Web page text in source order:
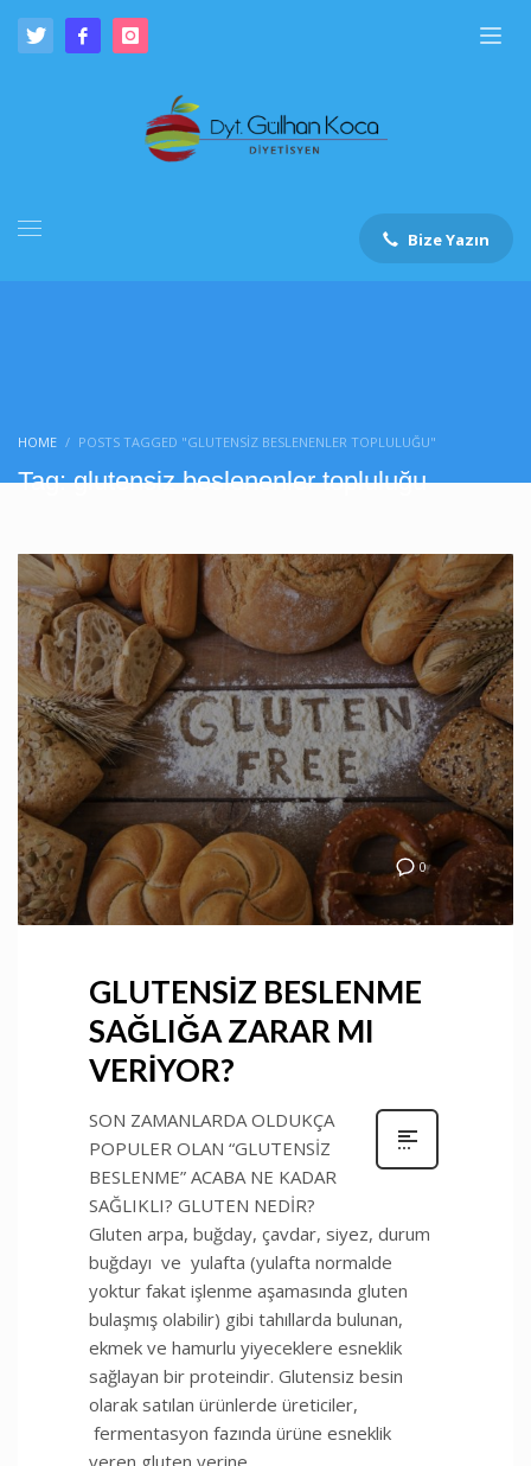
Bize Yazın
HOME POSTS TAGGED "GLUTENSIZ BESLENENLER TOPLULUĞU"
Tag: glutensiz beslenenler topluluğu
0
GLUTENSİZ BESLENME
SAĞLIĞA ZARAR MI
VERİYOR?
SON ZAMANLARDA OLDUKÇA
POPULER OLAN “GLUTENSİZ
BESLENME” ACABA NE KADAR
SAĞLIKLI? GLUTEN NEDİR?
Gluten arpa, buğday, çavdar, siyez, durum
buğdayı ve yulafta (yulafta normalde
yoktur fakat işlenme aşamasında gluten
bulaşmış olabilir) gibi tahıllarda bulunan,
ekmek ve hamurlu yiyeceklere esneklik
sağlayan bir proteindir. Glutensiz besin
olarak satılan ürünlerde üreticiler,
fermentasyon fazında ürüne esneklik